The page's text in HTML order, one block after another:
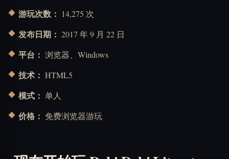
游玩次数： 14,275 次
发布日期： 2017 年 9 月 22 日
平台： 浏览器、Windows
技术： HTML5
模式： 单人
价格： 免费浏览器游玩